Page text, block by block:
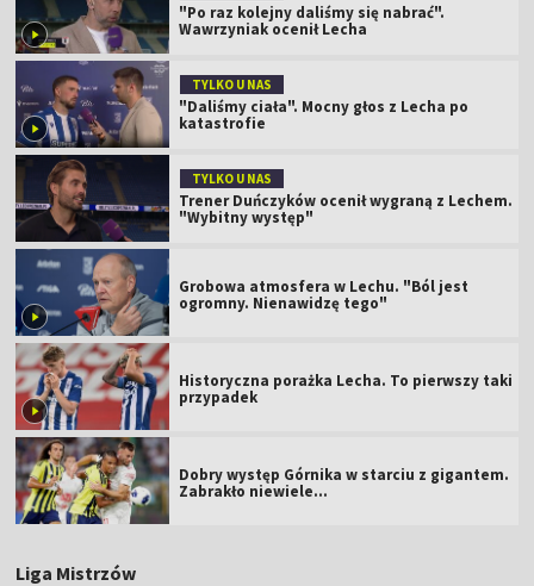
"Po raz kolejny daliśmy się nabrać".
Wawrzyniak ocenił Lecha
TYLKO U NAS
"Daliśmy ciała". Mocny głos z Lecha po
katastrofie
TYLKO U NAS
Trener Duńczyków ocenił wygraną z Lechem.
"Wybitny występ"
Grobowa atmosfera w Lechu. "Ból jest
ogromny. Nienawidzę tego"
Historyczna porażka Lecha. To pierwszy taki
przypadek
Dobry występ Górnika w starciu z gigantem.
Zabrakło niewiele...
Liga Mistrzów